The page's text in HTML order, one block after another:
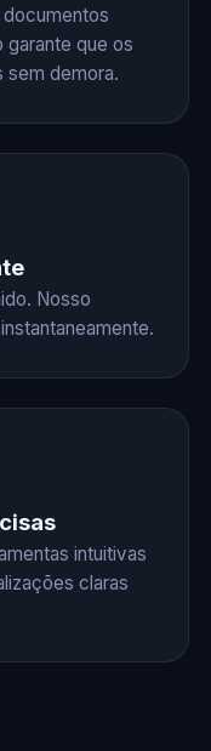
garante que os
sem demora.
Nosso
intuitivas
claras